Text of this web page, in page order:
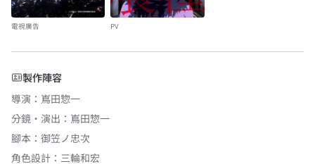
電視廣告 PV
製作陣容
導演 ： 嶌田惣一
分鏡・演出 ： 嶌田惣一
腳本 ： 御笠ノ忠次
角色設計 ： 三輪和宏